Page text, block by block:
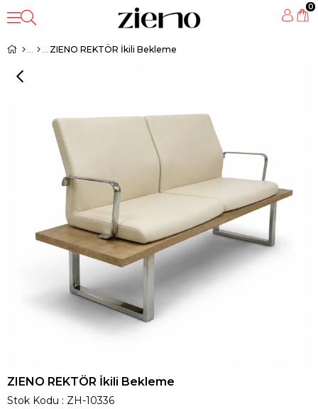
0
ZIENO REKTÖR İkili Bekleme
›
ZIENO REKTÖR İkili Bekleme
Stok Kodu ZH-10336